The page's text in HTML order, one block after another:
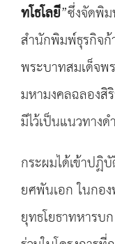
ทโธโลยี”ซึ่งจัดพิ
สำนักพิมพ์ธุรกิจก้
พระบาทสมเด็จพ
มหามงคลฉลอง
มีไว้เป็นแนวทาง
กระผมได้เข้าปฏิ
ยศพันเอก ในกอ
ยุทธโยธาทหารบ